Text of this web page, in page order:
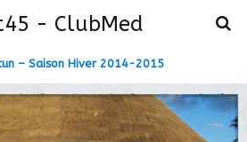
- ClubMed
– Saison Hiver 2014-2015